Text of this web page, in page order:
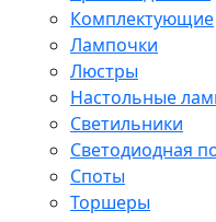
Комплектующие
Лампочки
Люстры
Настольные
Светильники
Светодиодная
Споты
Торшеры